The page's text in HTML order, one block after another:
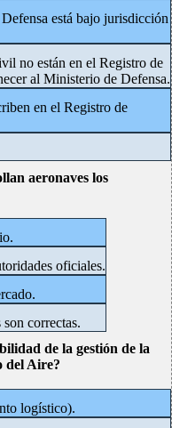
está bajo jurisdicción
no están en el Registro de
al Ministerio de Defensa.
en el Registro de
aeronaves los
oficiales.
correctas.
de la gestión de la
del Aire?
logístico).